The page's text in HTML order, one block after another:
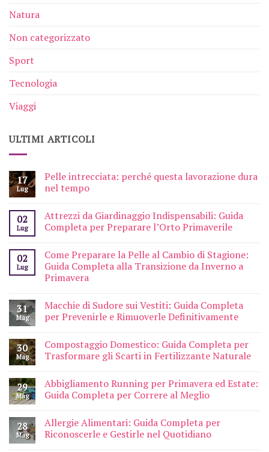
Natura
Non categorizzato
Sport
Tecnologia
Viaggi
ULTIMI ARTICOLI
17
Lug
Pelle intrecciata: perché questa lavorazione dura
nel tempo
02
Lug
Attrezzi da Giardinaggio Indispensabili: Guida
Completa per Preparare l’Orto Primaverile
02
Lug
Come Preparare la Pelle al Cambio di Stagione:
Guida Completa alla Transizione da Inverno a
Primavera
31
Mag
Macchie di Sudore sui Vestiti: Guida Completa
per Prevenirle e Rimuoverle Definitivamente
30
Mag
Compostaggio Domestico: Guida Completa per
Trasformare gli Scarti in Fertilizzante Naturale
29
Mag
Abbigliamento Running per Primavera ed Estate:
Guida Completa per Correre al Meglio
28
Mag
Allergie Alimentari: Guida Completa per
Riconoscerle e Gestirle nel Quotidiano